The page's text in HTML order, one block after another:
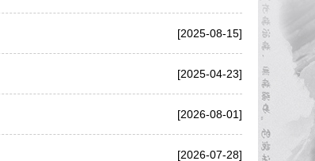
[2025-08-15]
[2025-04-23]
[2026-08-01]
[2026-07-28]